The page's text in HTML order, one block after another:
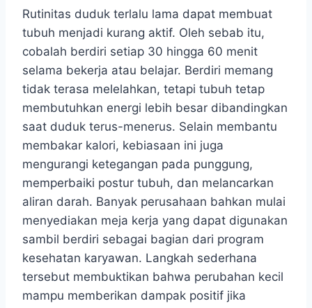
Rutinitas duduk terlalu lama dapat membuat
tubuh menjadi kurang aktif. Oleh sebab itu,
cobalah berdiri setiap 30 hingga 60 menit
selama bekerja atau belajar. Berdiri memang
tidak terasa melelahkan, tetapi tubuh tetap
membutuhkan energi lebih besar dibandingkan
saat duduk terus-menerus. Selain membantu
membakar kalori, kebiasaan ini juga
mengurangi ketegangan pada punggung,
memperbaiki postur tubuh, dan melancarkan
aliran darah. Banyak perusahaan bahkan mulai
menyediakan meja kerja yang dapat digunakan
sambil berdiri sebagai bagian dari program
kesehatan karyawan. Langkah sederhana
tersebut membuktikan bahwa perubahan kecil
mampu memberikan dampak positif jika